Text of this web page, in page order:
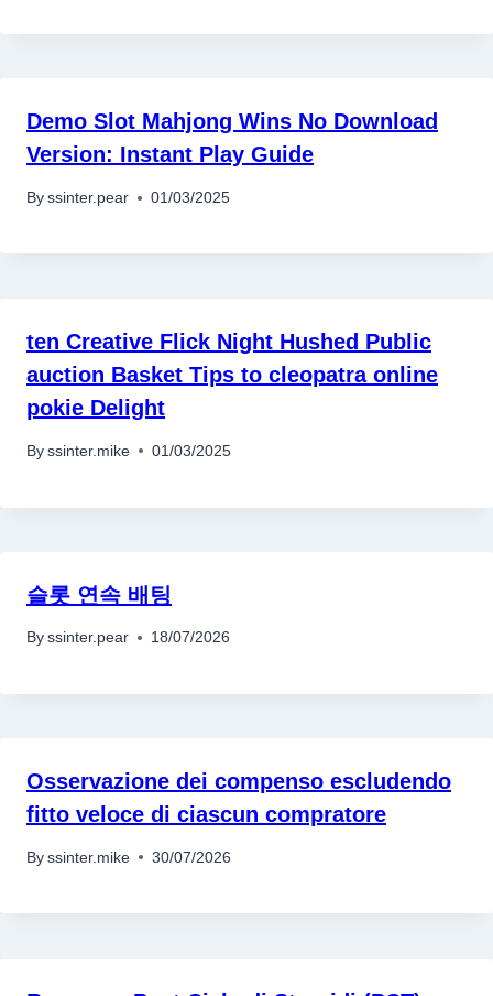
Demo Slot Mahjong Wins No Download
Version: Instant Play Guide
By ssinter.pear 01/03/2025
ten Creative Flick Night Hushed Public
auction Basket Tips to cleopatra online
pokie Delight
By ssinter.mike 01/03/2025
슬롯 연속 배팅
By ssinter.pear 18/07/2026
Osservazione dei compenso escludendo
fitto veloce di ciascun compratore
By ssinter.mike 30/07/2026